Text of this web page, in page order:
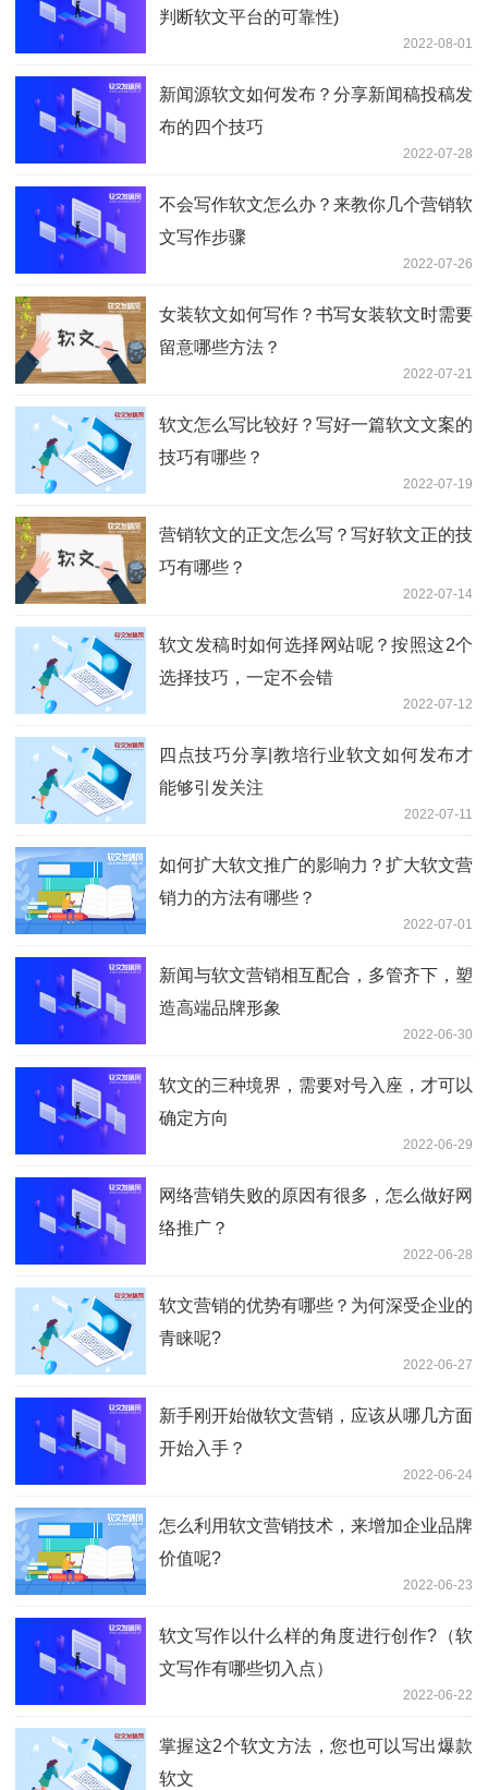
判断软文平台的可靠性)
2022-08-01
新闻源软文如何发布？分享新闻稿投稿发
布的四个技巧
2022-07-28
不会写作软文怎么办？来教你几个营销软
文写作步骤
2022-07-26
女装软文如何写作？书写女装软文时需要
留意哪些方法？
2022-07-21
软文怎么写比较好？写好一篇软文文案的
技巧有哪些？
2022-07-19
营销软文的正文怎么写？写好软文正的技
巧有哪些？
2022-07-14
软文发稿时如何选择网站呢？按照这2个
选择技巧，一定不会错
2022-07-12
四点技巧分享|教培行业软文如何发布才
能够引发关注
2022-07-11
如何扩大软文推广的影响力？扩大软文营
销力的方法有哪些？
2022-07-01
新闻与软文营销相互配合，多管齐下，塑
造高端品牌形象
2022-06-30
软文的三种境界，需要对号入座，才可以
确定方向
2022-06-29
网络营销失败的原因有很多，怎么做好网
络推广？
2022-06-28
软文营销的优势有哪些？为何深受企业的
青睐呢?
2022-06-27
新手刚开始做软文营销，应该从哪几方面
开始入手？
2022-06-24
怎么利用软文营销技术，来增加企业品牌
价值呢?
2022-06-23
软文写作以什么样的角度进行创作?（软
文写作有哪些切入点）
2022-06-22
掌握这2个软文方法，您也可以写出爆款
软文